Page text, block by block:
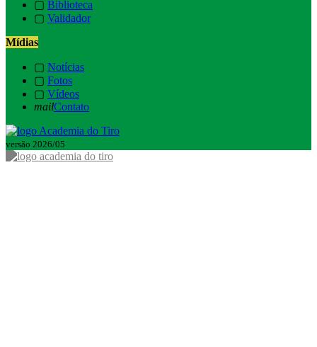
▢ Biblioteca
▢ Validador
Mídias
▢ Notícias
▢ Fotos
▢ Vídeos
mailContato
versão 2026/05